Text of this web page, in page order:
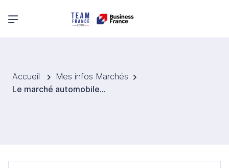
Menu principal
Accueil
Mes infos Marchés
Le marché automobile en Indonésie